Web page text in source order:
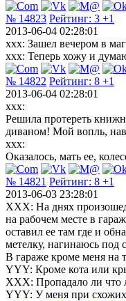
№ 14823 Рейтинг: 3 +1
2013-06-04 02:28:01
xxx: Зашел вечером в
xxx: Теперь хожу и
№ 14822 Рейтинг: 8 +1
2013-06-04 02:28:01
xxx:
Решила протереть
диваном! Мой вопль,
xxx:
Оказалось, мать ее,
№ 14821 Рейтинг: 8 +1
2013-06-03 23:28:01
ХХХ: На днях
на рабочем месте в
оставил ее там где и
метелку, нагинаюсь под
В гараже кроме меня на
YYY: Кроме кота или
ХХХ: Пропадало ли что
YYY: У меня при схожих